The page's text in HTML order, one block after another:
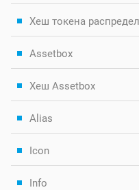
Хеш токена
Assetbox
Хеш Assetbox
Alias
Icon
Info